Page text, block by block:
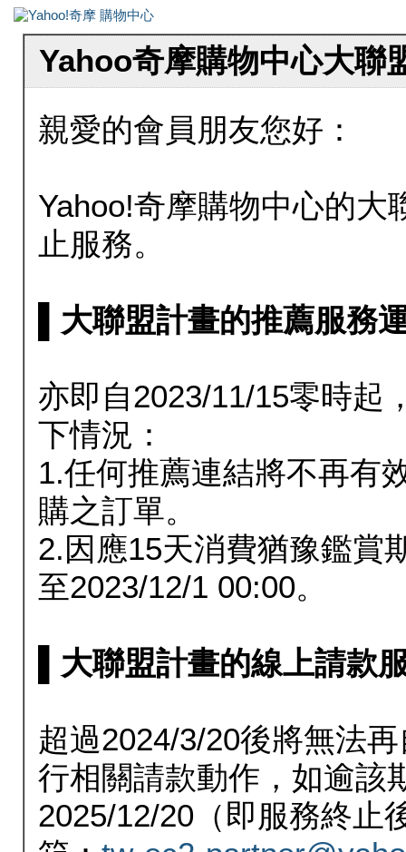
Yahoo奇摩購物中心大聯
親愛的會員朋友您好：
Yahoo!奇摩購物中心的大
止服務。
▌大聯盟計畫的推薦服務
亦即自2023/11/15零時起
下情況：
1.任何推薦連結將不再有
購之訂單。
2.因應15天消費猶豫鑑賞
至2023/12/1 00:00。
▌大聯盟計畫的線上請款
超過2024/3/20後將無法
行相關請款動作，如逾該
2025/12/20（即服務終止